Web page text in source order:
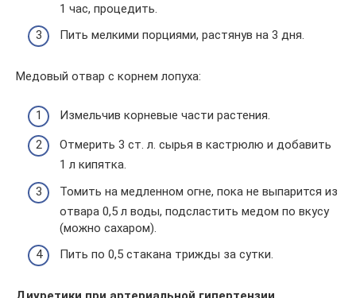
1 час, процедить.
Пить мелкими порциями, растянув на 3 дня.
Медовый отвар с корнем лопуха:
Измельчив корневые части растения.
Отмерить 3 ст. л. сырья в кастрюлю и добавить
1 л кипятка.
Томить на медленном огне, пока не выпарится из
отвара 0,5 л воды, подсластить медом по вкусу
(можно сахаром).
Пить по 0,5 стакана трижды за сутки.